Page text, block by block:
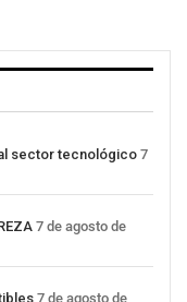
sector tecnológico 7
7 de agosto de
7 de agosto de